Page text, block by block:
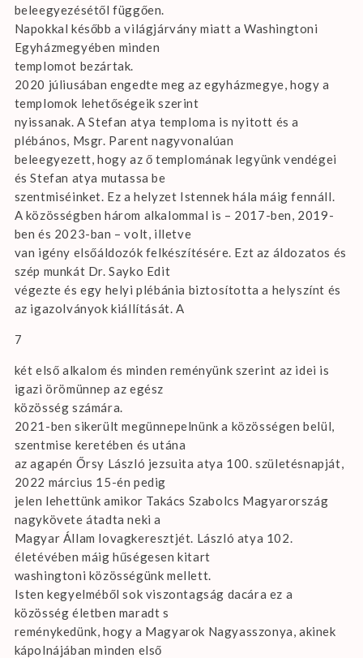
beleegyezésétől függően.
Napokkal később a világjárvány miatt a Washingtoni
Egyházmegyében minden
templomot bezártak.
2020 júliusában engedte meg az egyházmegye, hogy a
templomok lehetőségeik szerint
nyissanak. A Stefan atya temploma is nyitott és a
plébános, Msgr. Parent nagyvonalúan
beleegyezett, hogy az ő templomának legyünk vendégei
és Stefan atya mutassa be
szentmiséinket. Ez a helyzet Istennek hála máig fennáll.
A közösségben három alkalommal is – 2017-ben, 2019-
ben és 2023-ban – volt, illetve
van igény elsőáldozók felkészítésére. Ezt az áldozatos és
szép munkát Dr. Sayko Edit
végezte és egy helyi plébánia biztosította a helyszínt és
az igazolványok kiállítását. A
7
két első alkalom és minden reményünk szerint az idei is
igazi örömünnep az egész
közösség számára.
2021-ben sikerült megünnepelnünk a közösségen belül,
szentmise keretében és utána
az agapén Őrsy László jezsuita atya 100. születésnapját,
2022 március 15-én pedig
jelen lehettünk amikor Takács Szabolcs Magyarország
nagykövete átadta neki a
Magyar Állam lovagkeresztjét. László atya 102.
életévében máig hűségesen kitart
washingtoni közösségünk mellett.
Isten kegyelméből sok viszontagság dacára ez a
közösség életben maradt s
reménykedünk, hogy a Magyarok Nagyasszonya, akinek
kápolnájában minden első